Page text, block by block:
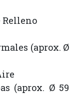
Relleno
(aprox. Ø
(aprox. Ø 59